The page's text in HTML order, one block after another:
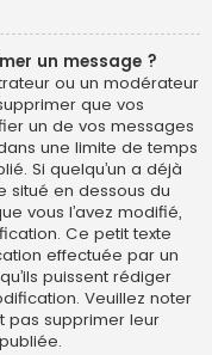
un message ?
ou un modérateur
que vos
un de vos messages
une limite de temps
Si quelqu’un a déjà
situé en dessous du
vous l’avez modifié,
Ce petit texte
effectuée par un
puissent rédiger
Veuillez noter
pas supprimer leur